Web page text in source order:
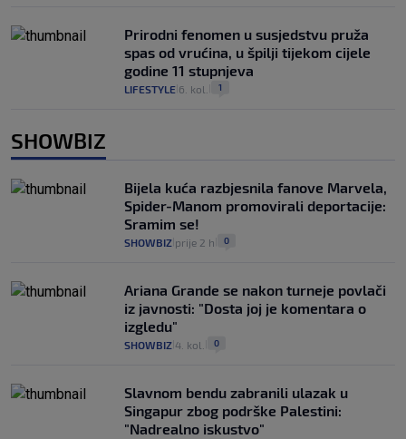
Prirodni fenomen u susjedstvu pruža
spas od vrućina, u špilji tijekom cijele
godine 11 stupnjeva
LIFESTYLE 6. kol. 1
SHOWBIZ
Bijela kuća razbjesnila fanove Marvela,
Spider-Manom promovirali deportacije:
Sramim se!
SHOWBIZ prije 2 h 0
Ariana Grande se nakon turneje povlači
iz javnosti: "Dosta joj je komentara o
izgledu"
SHOWBIZ 4. kol. 0
Slavnom bendu zabranili ulazak u
Singapur zbog podrške Palestini:
"Nadrealno iskustvo"